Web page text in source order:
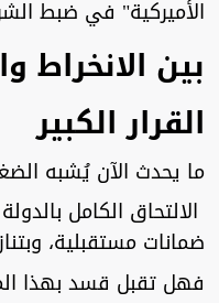
الأميركية" في ضبط
بين الانخراط
القرار الكبير
ما يحدث الآن يُشبه
الالتحاق الكامل
ضمانات مستقبلية،
فهل تقبل قسد بهذا